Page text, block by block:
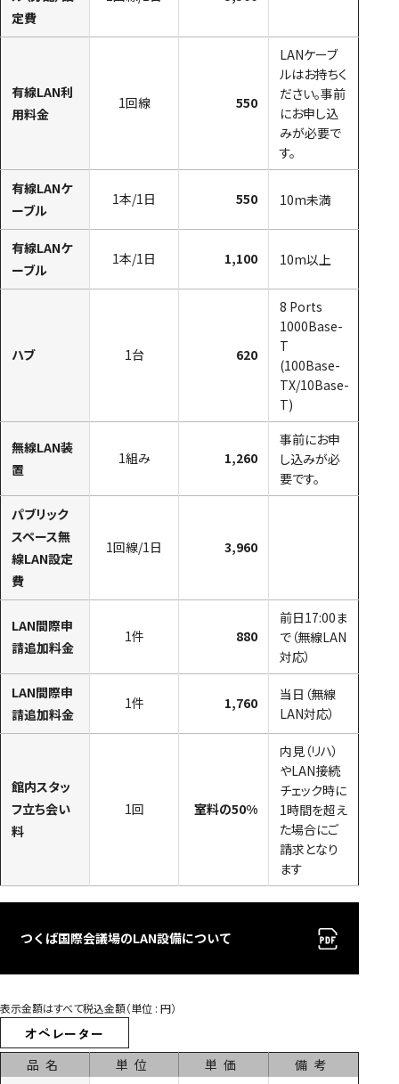
定費
有線LAN利
用料金
1回線 550
LANケーブ
ルはお持ちく
ださい。事前
にお申し込
みが必要で
す。
有線LANケ
ーブル
1本/1日 550 10m未満
有線LANケ
ーブル
1本/1日 1,100 10m以上
ハブ 1台 620
8 Ports
1000Base-
T
(100Base-
TX/10Base-
T)
無線LAN装
置
1組み 1,260
事前にお申
し込みが必
要です。
パブリック
スペース無
線LAN設定
費
1回線/1日 3,960
LAN間際申
請追加料金
1件 880
前日17:00ま
で（無線LAN
対応）
LAN間際申
請追加料金
1件 1,760
当日（無線
LAN対応）
館内スタッ
フ立ち会い
料
1回 室料の50%
内見（リハ）
やLAN接続
チェック時に
1時間を超え
た場合にご
請求となり
ます
つくば国際会議場のLAN設備について
オペレーター
表示金額はすべて税込金額（単位 : 円）
品名 単位 単価 備考